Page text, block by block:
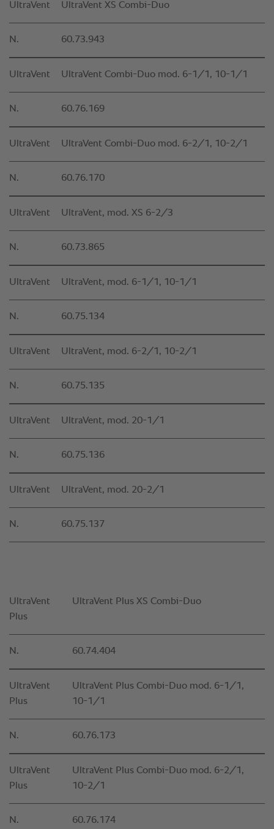
UltraVent UltraVent XS Combi-Duo
N. 60.73.943
UltraVent UltraVent Combi-Duo mod. 6-1/1, 10-1/1
N. 60.76.169
UltraVent UltraVent Combi-Duo mod. 6-2/1, 10-2/1
N. 60.76.170
UltraVent UltraVent, mod. XS 6-2/3
N. 60.73.865
UltraVent UltraVent, mod. 6-1/1, 10-1/1
N. 60.75.134
UltraVent UltraVent, mod. 6-2/1, 10-2/1
N. 60.75.135
UltraVent UltraVent, mod. 20-1/1
N. 60.75.136
UltraVent UltraVent, mod. 20-2/1
N. 60.75.137
UltraVent
Plus
UltraVent Plus XS Combi-Duo
N. 60.74.404
UltraVent
Plus
UltraVent Plus Combi-Duo mod. 6-1/1,
10-1/1
N. 60.76.173
UltraVent
Plus
UltraVent Plus Combi-Duo mod. 6-2/1,
10-2/1
N. 60.76.174